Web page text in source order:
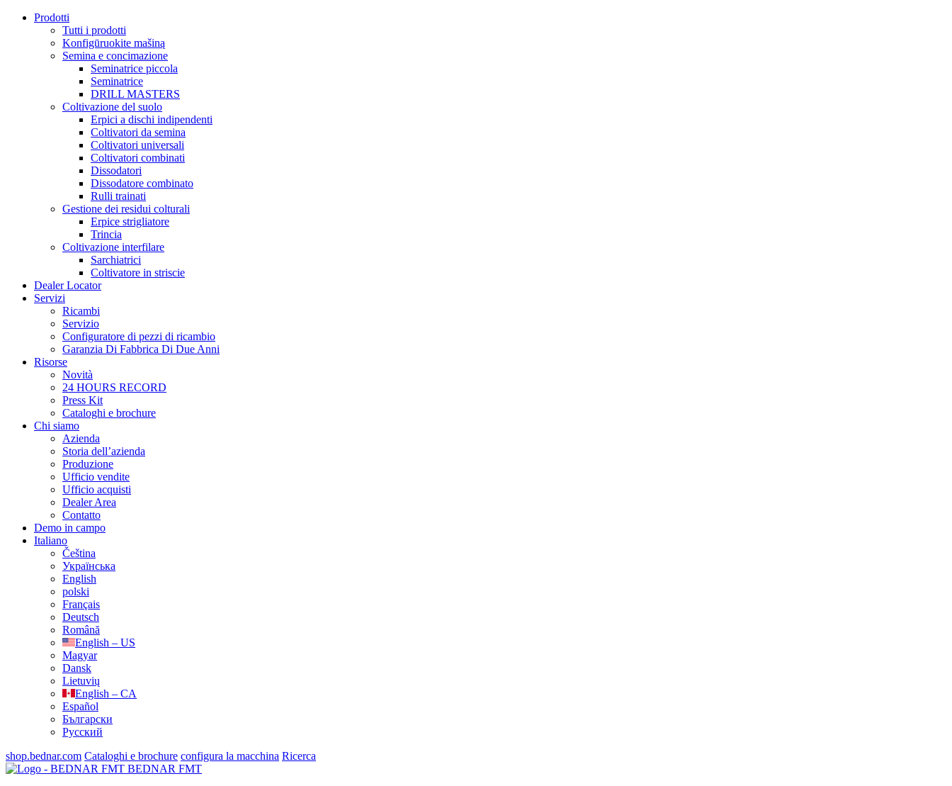
Prodotti
Tutti i prodotti
Konfigūruokite mašiną
Semina e concimazione
Seminatrice piccola
Seminatrice
DRILL MASTERS
Coltivazione del suolo
Erpici a dischi indipendenti
Coltivatori da semina
Coltivatori universali
Coltivatori combinati
Dissodatori
Dissodatore combinato
Rulli trainati
Gestione dei residui colturali
Erpice strigliatore
Trincia
Coltivazione interfilare
Sarchiatrici
Coltivatore in striscie
Dealer Locator
Servizi
Ricambi
Servizio
Configuratore di pezzi di ricambio
Garanzia Di Fabbrica Di Due Anni
Risorse
Novità
24 HOURS RECORD
Press Kit
Cataloghi e brochure
Chi siamo
Azienda
Storia dell’azienda
Produzione
Ufficio vendite
Ufficio acquisti
Dealer Area
Contatto
Demo in campo
Italiano
Čeština
Українська
English
polski
Français
Deutsch
Română
English – US
Magyar
Dansk
Lietuvių
English – CA
Español
Български
Русский
shop.bednar.com Cataloghi e brochure configura la macchina Ricerca
BEDNAR FMT